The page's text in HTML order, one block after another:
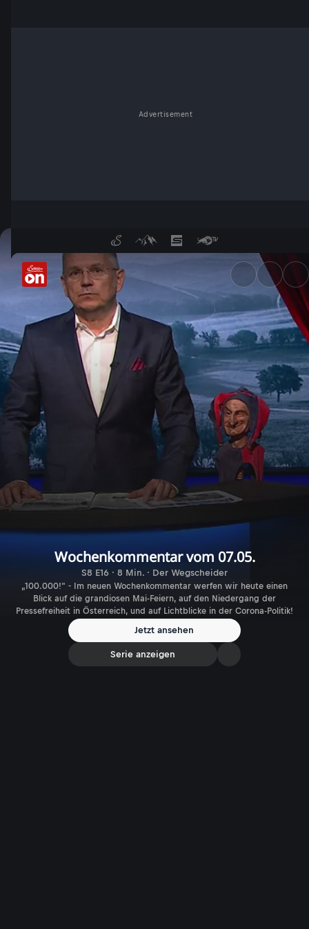
Advertisement
7. Mai - Wochenkommentar
Wochenkommentar vom 07.05.
S8 E16 · 8 Min. · Der Wegscheider
„100.000!“ - Im neuen Wochenkommentar werfen wir heute einen
Blick auf die grandiosen Mai-Feiern, auf den Niedergang der
Pressefreiheit in Österreich, und auf Lichtblicke in der Corona-Politik!
Jetzt ansehen
Serie anzeigen